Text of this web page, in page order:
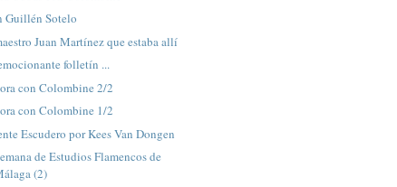
Guillén Sotelo
Juan Martínez que estaba allí
folletín ...
con Colombine 2/2
con Colombine 1/2
Escudero por Kees Van Dongen
de Estudios Flamencos de
(2)